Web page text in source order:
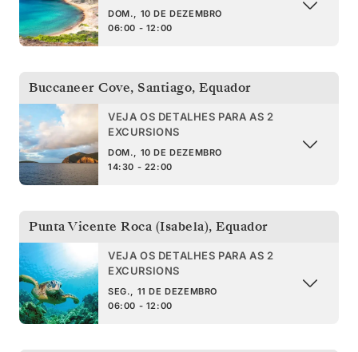
DOM., 10 DE DEZEMBRO
06:00 - 12:00
Buccaneer Cove, Santiago, Equador
VEJA OS DETALHES PARA AS 2
EXCURSIONS
DOM., 10 DE DEZEMBRO
14:30 - 22:00
Punta Vicente Roca (Isabela), Equador
VEJA OS DETALHES PARA AS 2
EXCURSIONS
SEG., 11 DE DEZEMBRO
06:00 - 12:00